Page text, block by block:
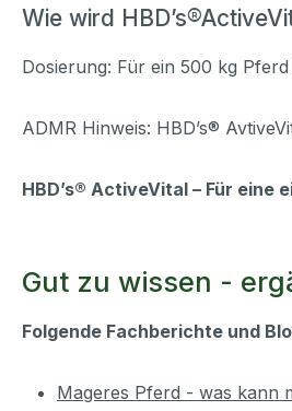
Wie wird
Dosierung: Für ein 500 kg
ADMR Hinweis: HBD’s®
HBD’s® ActiveVital – Für
Gut zu wissen -
Folgende Fachberichte und
Mageres Pferd - was kann